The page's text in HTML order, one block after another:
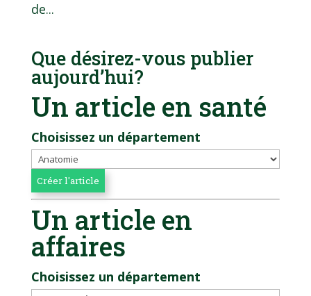
de...
Que désirez-vous publier
aujourd’hui?
Un article en santé
Choisissez un département
Un article en
affaires
Choisissez un département